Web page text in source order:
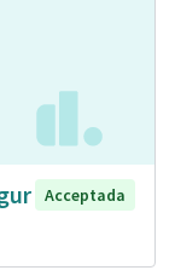
Acceptada